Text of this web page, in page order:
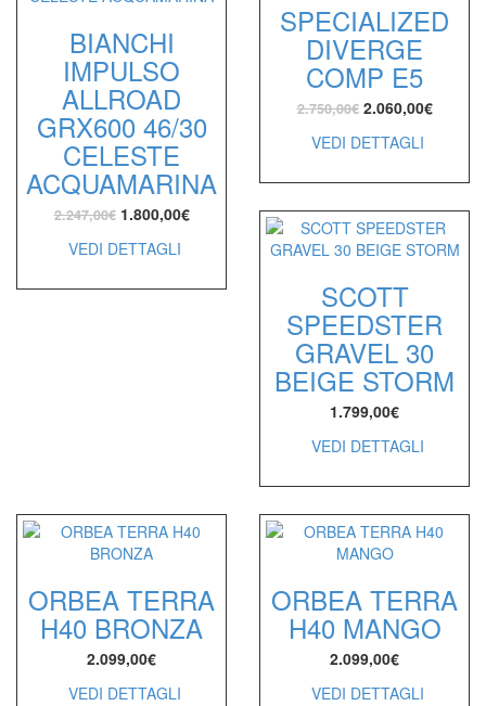
BIANCHI
IMPULSO
ALLROAD
GRX600 46/30
CELESTE
ACQUAMARINA
2.247,00€ 1.800,00€
VEDI DETTAGLI
SPECIALIZED
DIVERGE
COMP E5
2.750,00€ 2.060,00€
VEDI DETTAGLI
SCOTT
SPEEDSTER
GRAVEL 30
BEIGE STORM
1.799,00€
VEDI DETTAGLI
ORBEA TERRA
H40 BRONZA
2.099,00€
VEDI DETTAGLI
ORBEA TERRA
H40 MANGO
2.099,00€
VEDI DETTAGLI